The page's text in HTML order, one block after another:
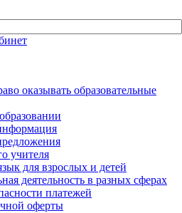
оказывать образовательные
учителя
для взрослых и детей
деятельность в разных сферах
платежей
оферты